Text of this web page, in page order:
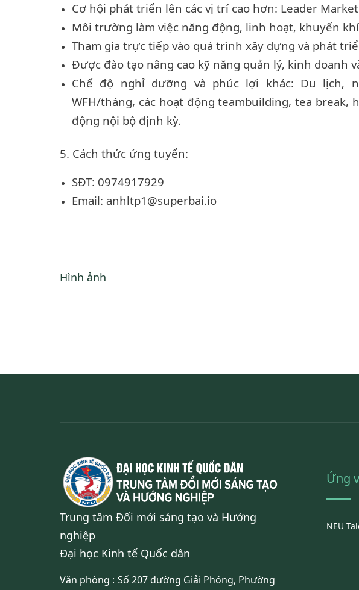
Cơ hội phát triển lên các vị trí cao hơn: Leader
Môi trường làm việc năng động, linh hoạt, khuyến
Tham gia trực tiếp vào quá trình xây dựng và phát
Được đào tạo nâng cao kỹ năng quản lý, kinh doanh
Chế độ nghỉ dưỡng và phúc lợi khác: Du lịch,
WFH/tháng, các hoạt động teambuilding, tea break,
động nội bộ định kỳ.
5. Cách thức ứng tuyển:
SĐT: 0974917929
Email: anhltp1@superbai.io
Hình ảnh
Trung tâm Đối mới sáng tạo và Hướng
nghiệp
Đại học Kinh tế Quốc dân
Văn phòng : Số 207 đường Giải Phóng, Phường
Ứng
NEU